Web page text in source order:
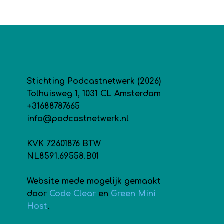
Stichting Podcastnetwerk (2026)
Tolhuisweg 1, 1031 CL Amsterdam
+31688787665
info@podcastnetwerk.nl
KVK 72601876 BTW
NL8591.69558.B01
Website mede mogelijk gemaakt
door Code Clearen Green Mini
Host.